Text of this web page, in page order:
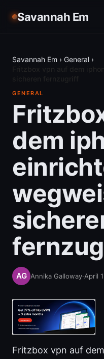
Savannah Em
Savannah Em › General ›
GENERAL
dem
Annika Galloway·April
Fritzbox vpn auf